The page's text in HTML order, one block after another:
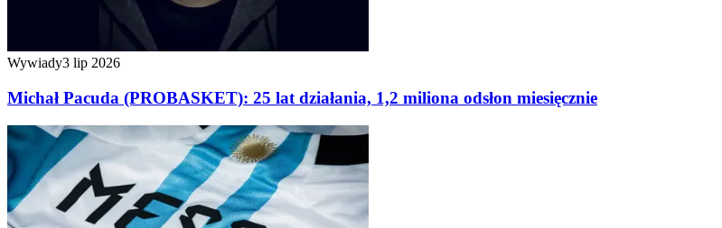
Wywiady3 lip 2026
Michał Pacuda (PROBASKET): 25 lat działania, 1,2 miliona odsłon miesięcznie